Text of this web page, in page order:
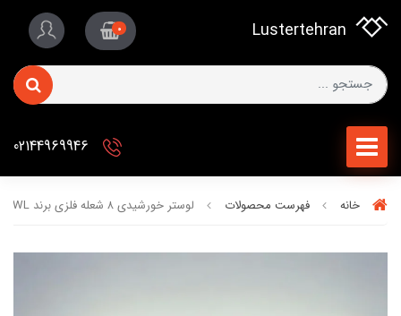
Lustertehran
0
خانه فهرست محصولات لوستر خورشیدی ۸ شعله فلزی برند OWL